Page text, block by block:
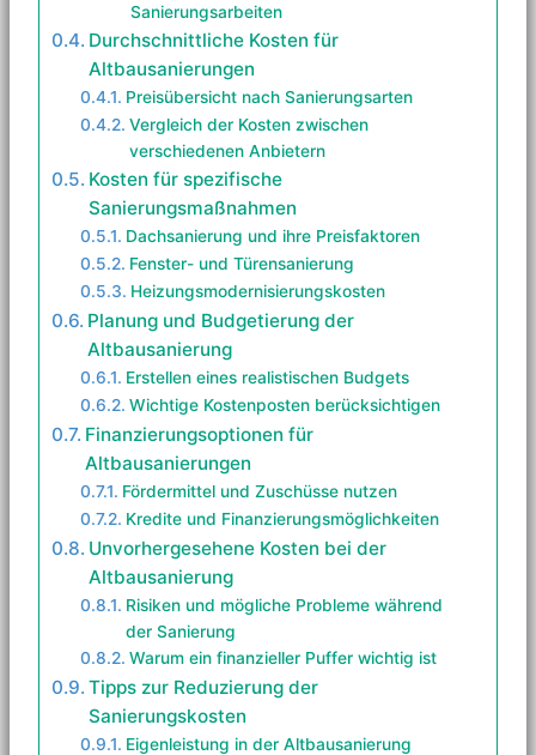
Sanierungsarbeiten
Durchschnittliche Kosten für
Altbausanierungen
Preisübersicht nach Sanierungsarten
Vergleich der Kosten zwischen
verschiedenen Anbietern
Kosten für spezifische
Sanierungsmaßnahmen
Dachsanierung und ihre Preisfaktoren
Fenster- und Türensanierung
Heizungsmodernisierungskosten
Planung und Budgetierung der
Altbausanierung
Erstellen eines realistischen Budgets
Wichtige Kostenposten berücksichtigen
Finanzierungsoptionen für
Altbausanierungen
Fördermittel und Zuschüsse nutzen
Kredite und Finanzierungsmöglichkeiten
Unvorhergesehene Kosten bei der
Altbausanierung
Risiken und mögliche Probleme während
der Sanierung
Warum ein finanzieller Puffer wichtig ist
Tipps zur Reduzierung der
Sanierungskosten
Eigenleistung in der Altbausanierung